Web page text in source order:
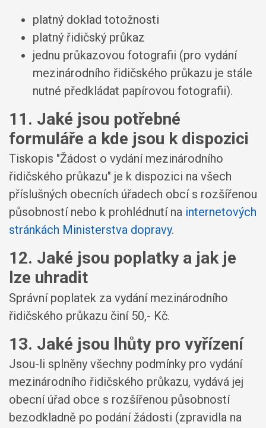
platný doklad totožnosti
platný řidičský průkaz
jednu průkazovou fotografii (pro vydání
mezinárodního řidičského průkazu je stále
nutné předkládat papírovou fotografii).
11. Jaké jsou potřebné
formuláře a kde jsou k dispozici
Tiskopis "Žádost o vydání mezinárodního
řidičského průkazu" je k dispozici na všech
příslušných obecních úřadech obcí s rozšířenou
působností nebo k prohlédnutí na internetových
stránkách Ministerstva dopravy.
12. Jaké jsou poplatky a jak je
lze uhradit
Správní poplatek za vydání mezinárodního
řidičského průkazu činí 50,- Kč.
13. Jaké jsou lhůty pro vyřízení
Jsou-li splněny všechny podmínky pro vydání
mezinárodního řidičského průkazu, vydává jej
obecní úřad obce s rozšířenou působností
bezodkladně po podání žádosti (zpravidla na